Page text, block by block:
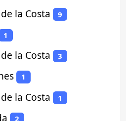
la Costa 9
1
la Costa 3
1
la Costa 1
2